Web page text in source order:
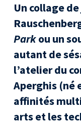
Un collage
Parkou un
autant de
l’atelier du
Aperghis (né
affinités
arts et les